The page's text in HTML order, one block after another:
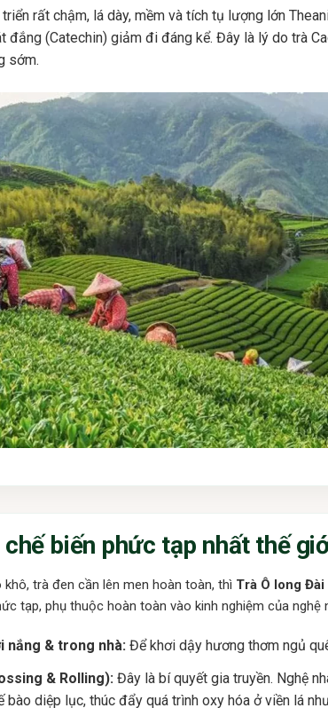
triển rất chậm, lá dày, mềm và tích tụ lượng lớn
đắng (Catechin) giảm đi đáng kể. Đây là lý do trà
sớm.
biến phức tạp nhất thế
trà đen cần lên men hoàn toàn, thì Trà Ô long Đài
tạp, phụ thuộc hoàn toàn vào kinh nghiệm của nghệ
nắng & trong nhà: Để khơi dậy hương thơm ngủ
& Rolling): Đây là bí quyết gia truyền. Nghệ
bào diệp lục, thúc đẩy quá trình oxy hóa ở viền lá